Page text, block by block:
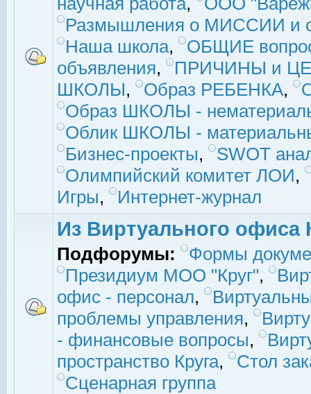
Размышления о МИССИИ и
Наша школа,
ОБЩИЕ
объявления,
ПРИЧИНЫ и
ШКОЛЫ, Образ РЕБЕНКА,
Образ ШКОЛЫ -
Облик ШКОЛЫ -
Бизнес-проекты,
SWOT
Олимпийский комитет ЛОИ,
Игры, Интернет-журнал
Из Виртуального офиса
Подфорумы:
Формы
Президиум МОО "Круг",
офис - персонал,
проблемы управления,
- финансовые вопросы,
пространство Круга,
Стол
Сценарная группа